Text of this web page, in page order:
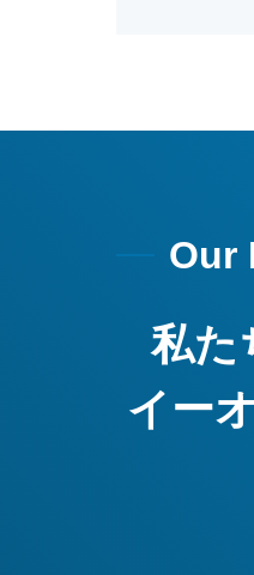
Our
私た
イー